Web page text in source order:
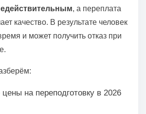
, а переплата
качество. В результате человек
и может получить отказ при
на переподготовку в 2026